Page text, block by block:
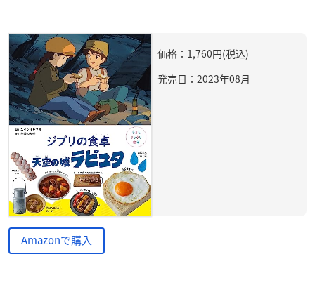
価格：1,760円(税込)
発売日：2023年08月
Amazonで購入